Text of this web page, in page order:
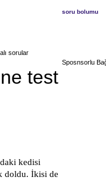
sorular
soru bolumu
Sposnsorlu